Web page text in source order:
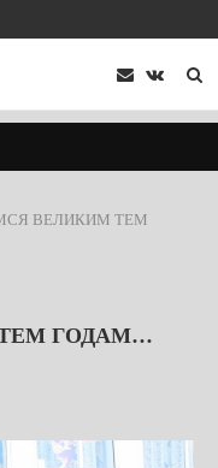
ВЕЛИКИМ ТЕМ
ГОДАМ…